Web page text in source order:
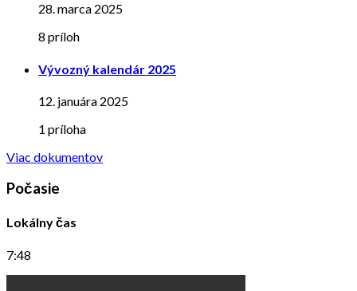
28. marca 2025
8 príloh
Vývozný kalendár 2025
12. januára 2025
1 príloha
Viac dokumentov
Počasie
Lokálny čas
7:48